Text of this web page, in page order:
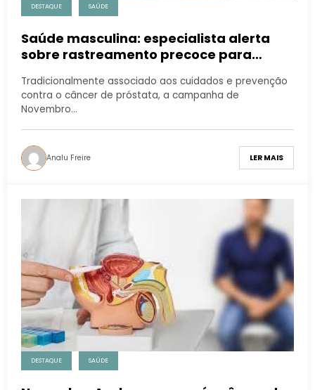
DESTAQUE SAÚDE
Saúde masculina: especialista alerta
sobre rastreamento precoce para
Tradicionalmente associado aos cuidados e prevenção
contra o câncer de próstata, a campanha de
Novembro…
Analu Freire LER MAIS
DESTAQUE SAÚDE